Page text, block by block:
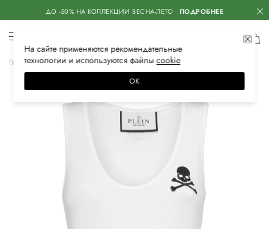
ДО -50% НА КОЛЛЕКЦИИ ВЕСНА-ЛЕТО ПОДРОБНЕЕ
Главная Женская Одежда Спортивная одежда
На сайте применяются рекомендательные
технологии и используются файлысооkiе
ОК